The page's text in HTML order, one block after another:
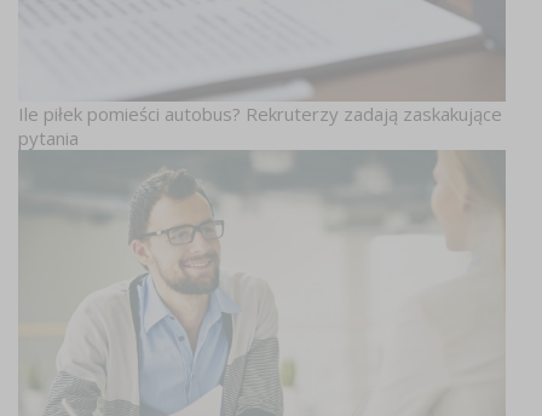
Ile piłek pomieści autobus? Rekruterzy zadają zaskakujące
pytania